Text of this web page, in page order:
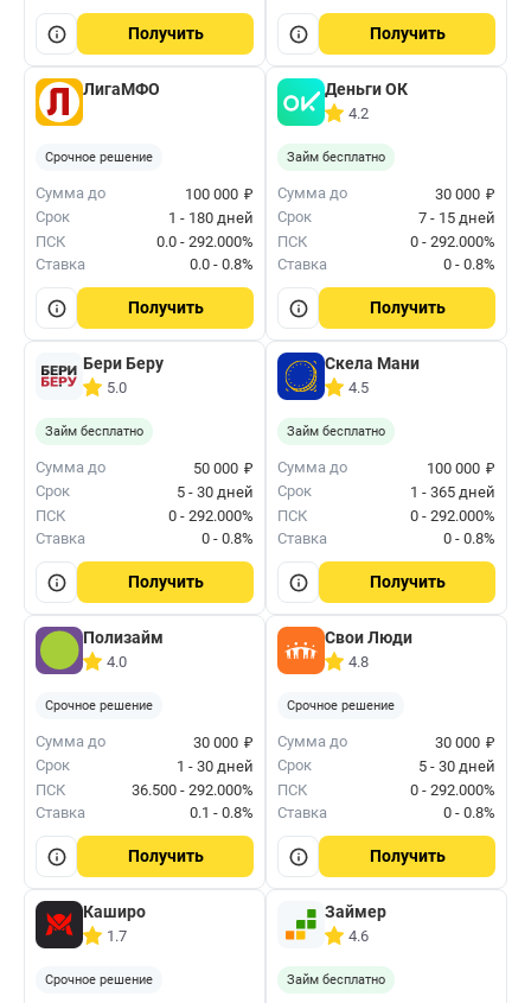
Получить Получить
ЛигаМФО
Срочное решение
Сумма до 100 000 ₽
Срок
1 - 180 дней
ПСК
0.0 - 292.000%
Ставка
0.0 - 0.8%
Получить
Деньги ОК
4.2
Займ бесплатно
Сумма до 30 000 ₽
Срок
7 - 15 дней
ПСК
0 - 292.000%
Ставка
0 - 0.8%
Получить
Бери Беру
5.0
Займ бесплатно
Сумма до 50 000 ₽
Срок
5 - 30 дней
ПСК
0 - 292.000%
Ставка
0 - 0.8%
Получить
Скела Мани
4.5
Займ бесплатно
Сумма до 100 000 ₽
Срок
1 - 365 дней
ПСК
0 - 292.000%
Ставка
0 - 0.8%
Получить
Полизайм
4.0
Срочное решение
Сумма до 30 000 ₽
Срок
1 - 30 дней
ПСК
36.500 - 292.000%
Ставка
0.1 - 0.8%
Получить
Свои Люди
4.8
Срочное решение
Сумма до 30 000 ₽
Срок
5 - 30 дней
ПСК
0 - 292.000%
Ставка
0 - 0.8%
Получить
Каширо
1.7
Срочное решение
Займер
4.6
Займ бесплатно